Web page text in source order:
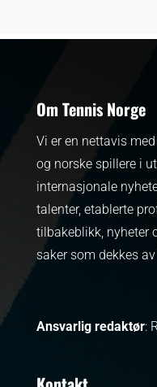
Om Tennis Norge
Vi er en nettavis
og norske spillere i
internasjonale
talenter, etablerte
tilbakeblikk, nyheter
saker som dekkes
Ansvarlig redaktør: